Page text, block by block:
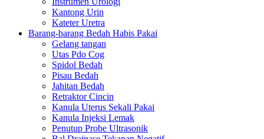
Kantong Urin
Kateter Uretra
Barang-barang Bedah Habis Pakai
Gelang tangan
Utas Pdo Cog
Spidol Bedah
Pisau Bedah
Jahitan Bedah
Retraktor Cincin
Kanula Uterus Sekali Pakai
Kanula Injeksi Lemak
Penutup Probe Ultrasonik